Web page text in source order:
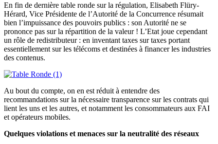
En fin de dernière table ronde sur la régulation, Elisabeth Flüry-
Hérard, Vice Présidente de l’Autorité de la Concurrence résumait
bien l’impuissance des pouvoirs publics : son Autorité ne se
prononce pas sur la répartition de la valeur ! L’Etat joue cependant
un rôle de redistributeur : en inventant taxes sur taxes portant
essentiellement sur les télécoms et destinées à financer les industries
des contenus.
Au bout du compte, on en est réduit à entendre des
recommandations sur la nécessaire transparence sur les contrats qui
lient les uns et les autres, et notamment les consommateurs aux FAI
et opérateurs mobiles.
Quelques violations et menaces sur la neutralité des réseaux